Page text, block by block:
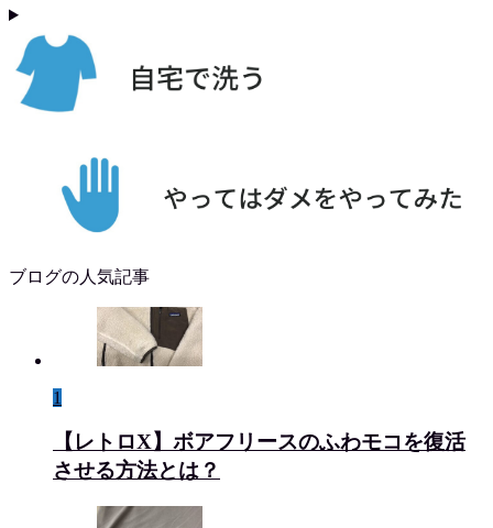
ブログの人気記事
1
【レトロX】ボアフリースのふわモコを復活
させる方法とは？